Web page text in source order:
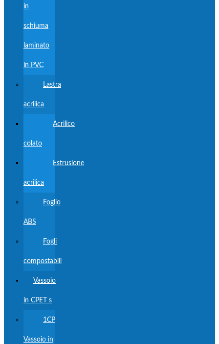
in
schiuma
laminato
in PVC
Lastra
acrilica
Acrilico
colato
Estrusione
acrilica
Foglio
ABS
Fogli
compostabili
Vassoio
in CPET s
1CP
Vassoio in